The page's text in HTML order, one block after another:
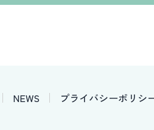
NEWS プライバシーポリシ